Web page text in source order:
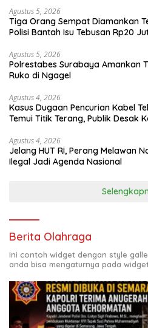
Agustus 5, 2026
Tiga Orang Sempat Diamankan
Polisi Bantah Isu Tebusan Rp20
Agustus 5, 2026
Polrestabes Surabaya Amankan
Ruko di Ngagel
Agustus 4, 2026
Kasus Dugaan Pencurian Kabel
Temui Titik Terang, Publik Desak
Agustus 4, 2026
Jelang HUT RI, Perang Melawan
Ilegal Jadi Agenda Nasional
Berita Olahraga
Ini contoh widget dengan style
anda bisa mengaturnya pada